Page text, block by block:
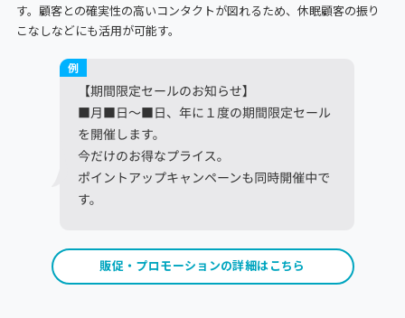
販促・プロモーションの詳細はこちら
す。顧客との確実性の高いコンタクトが図れるため、休眠顧客の振り
こなしなどにも活用が可能す。